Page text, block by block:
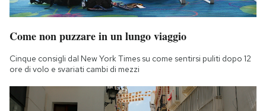
Come non puzzare in un lungo viaggio
Cinque consigli dal New York Times su come sentirsi puliti dopo 12
ore di volo e svariati cambi di mezzi